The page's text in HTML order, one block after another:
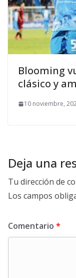
Blooming
clásico y
10 noviembre,
Deja una
Tu dirección de
Los campos
Comentario *